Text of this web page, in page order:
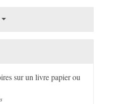
sur un livre papier ou